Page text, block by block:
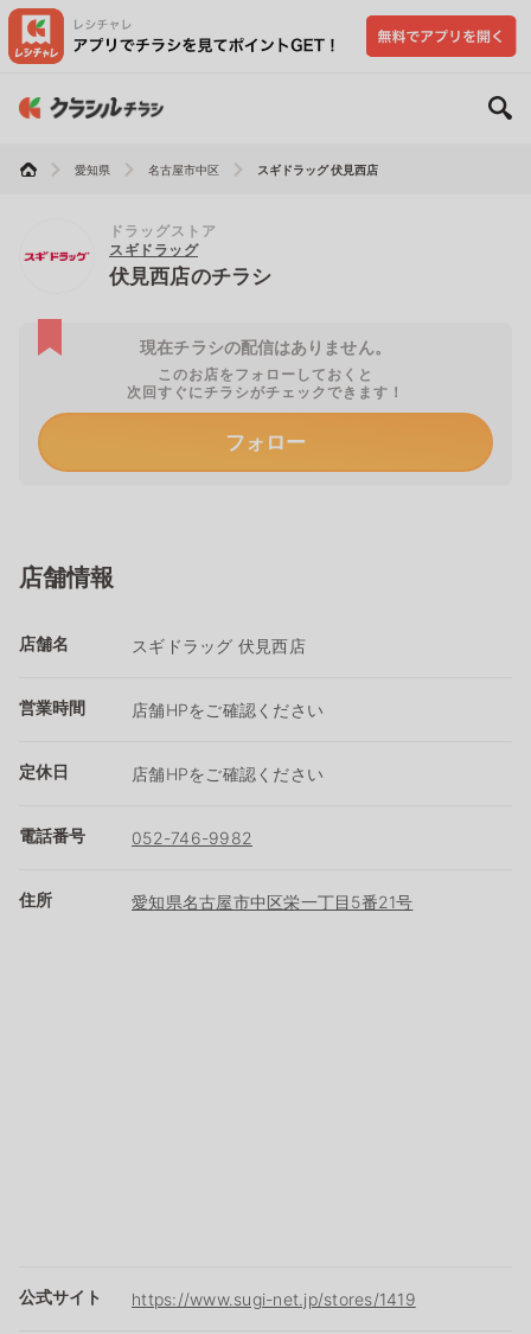
愛知県 名古屋市中区 スギドラッグ 伏見西店
ドラッグストア
スギドラッグ
伏見西店のチラシ
現在チラシの配信はありません。
このお店をフォローしておくと
次回すぐにチラシがチェックできます！
フォロー
店舗情報
店舗名 スギドラッグ 伏見西店
営業時間 店舗HPをご確認ください
定休日 店舗HPをご確認ください
電話番号 052-746-9982
住所 愛知県名古屋市中区栄一丁目5番21号
公式サイト https://www.sugi-net.jp/stores/1419